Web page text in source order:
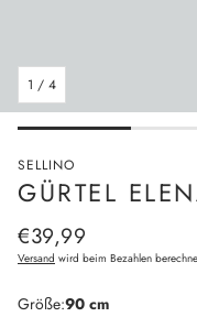
1 / 4
SELLINO
GÜRTEL
Normaler
Preis
€39,99
Versand wird beim Bezahlen
Größe:90 cm